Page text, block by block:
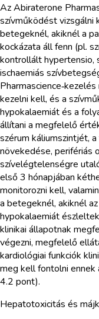
Az Abiraterone
szívműködést vizsgálni
betegeknél, akiknél a
kockázata áll fenn (pl.
kontrollált hypertensio,
ischaemiás
kezelni kell, és a
hypokalaemiát és a
állítani a megfelelő
szérum káliumszintjét,
növekedése, perifériás
szívelégtelenségre
első 3 hónapjában
monitorozni kell,
a betegeknél, akiknél
hypokalaemiát
klinikai állapotnak
végezni, megfelelő
kardiológiai funkciók
meg kell fontolni ennek
4.2 pont).
Hepatotoxicitás és